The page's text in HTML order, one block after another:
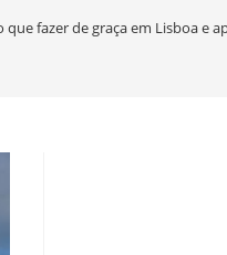
que fazer de graça em Lisboa e